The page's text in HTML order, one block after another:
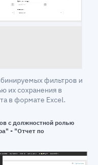
фильтров и
их сохранения в
в формате Excel.
с должностной ролью
- "Отчет по